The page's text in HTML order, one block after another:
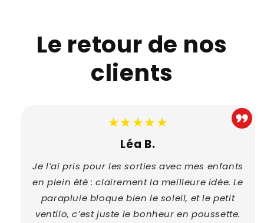
Le retour de nos
clients
★★★★★
Léa B.
Je l’ai pris pour les sorties avec mes enfants
en plein été : clairement la meilleure idée. Le
parapluie bloque bien le soleil, et le petit
ventilo, c’est juste le bonheur en poussette.